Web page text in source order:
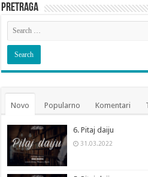
Pretraga
Novo Popularno Komentari
6. Pitaj daiju
31.03.2022